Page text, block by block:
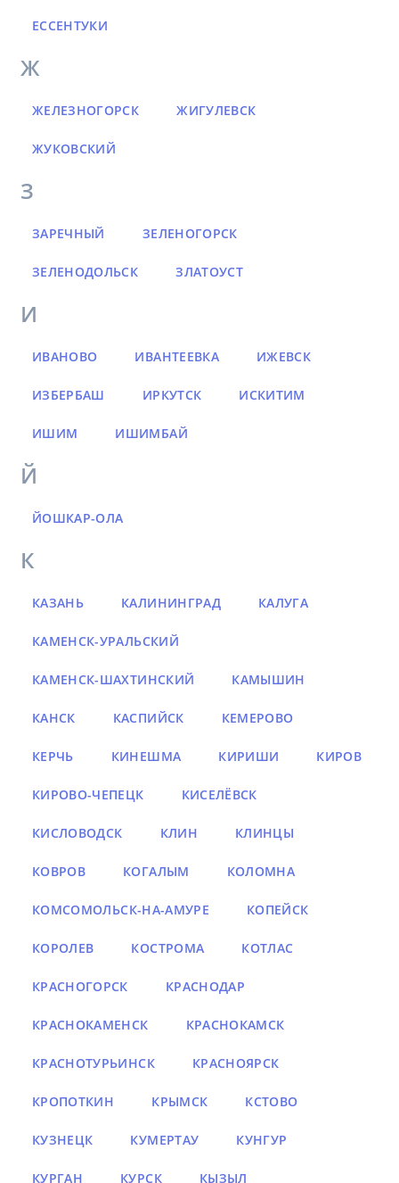
ЕССЕНТУКИ
Ж
ЖЕЛЕЗНОГОРСК ЖИГУЛЕВСК
ЖУКОВСКИЙ
З
ЗАРЕЧНЫЙ ЗЕЛЕНОГОРСК
ЗЕЛЕНОДОЛЬСК ЗЛАТОУСТ
И
ИВАНОВО ИВАНТЕЕВКА ИЖЕВСК
ИЗБЕРБАШ ИРКУТСК ИСКИТИМ
ИШИМ ИШИМБАЙ
Й
ЙОШКАР-ОЛА
К
КАЗАНЬ КАЛИНИНГРАД КАЛУГА
КАМЕНСК-УРАЛЬСКИЙ
КАМЕНСК-ШАХТИНСКИЙ КАМЫШИН
КАНСК КАСПИЙСК КЕМЕРОВО
КЕРЧЬ КИНЕШМА КИРИШИ КИРОВ
КИРОВО-ЧЕПЕЦК КИСЕЛЁВСК
КИСЛОВОДСК КЛИН КЛИНЦЫ
КОВРОВ КОГАЛЫМ КОЛОМНА
КОМСОМОЛЬСК-НА-АМУРЕ КОПЕЙСК
КОРОЛЕВ КОСТРОМА КОТЛАС
КРАСНОГОРСК КРАСНОДАР
КРАСНОКАМЕНСК КРАСНОКАМСК
КРАСНОТУРЬИНСК КРАСНОЯРСК
КРОПОТКИН КРЫМСК КСТОВО
КУЗНЕЦК КУМЕРТАУ КУНГУР
КУРГАН КУРСК КЫЗЫЛ